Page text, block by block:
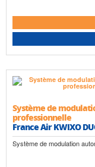
Système de
professionnelle
France Air KWIXO
Système de modulation